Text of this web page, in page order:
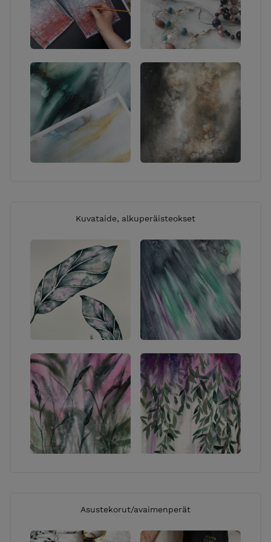
nyt-> OTA YHTEYTTÄ!
VERKKOKAUPAN TOIMITUKSET:
TOIMITUSMAKSU: 7,90 € lisätään loppusummaan
kassalla ELLEI tuotekuvauksessa mainita, että
toimitusmaksu sisältyy tuotteen hintaan. Käytän
toimituksessa pääasiassa noutopisteeltä
noudettavaa POSTI-pakettia, harvoissa tapauksissa
tuote voidaan toimittaa ”kirjepakettina”
postilaatikkoon. Jos haluat noutaa ostoksesi
maksutta, olethan yhteydessä minuun ennen
pikimmiten jopa samana päivänä tai viimeistään
kahden vuorokauden sisällä (ellei kyse ole erikseen
valmistettavasta tuotteesta). Jos sinulla on kiire
saada tilauksesi perille, kysythän toimituksen
arvioitua kestoa minulta sähköpostitse tai
puhelimitse.
SIJAINTI:
Työpisteeni sijaitsee Jyväskylässä Keljonkankaalla,
niin sovitaan hyvä ajankohta!
KIVIJALKAKAUPAT: Koska työni ovat pääasiassa
uniikkeja kappaleita, verkkokauppani voi ajoittain olla
hieman tyhjillään mutta tässäpä lista paikoista, joista
tällä hetkellä löydät lisää töitäni:
POPPER DESIGN, Jyväskylä
PALVELUNI:
TYÖPAJAT
Kuvataide, alkuperäisteokset
Asustekorut/avaimenperät